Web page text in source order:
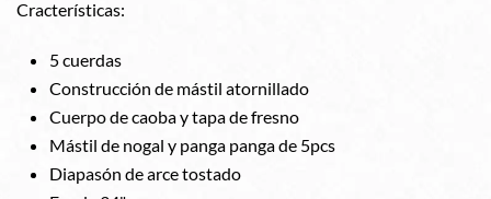
Cracterísticas:
5 cuerdas
Construcción de mástil atornillado
Cuerpo de caoba y tapa de fresno
Mástil de nogal y panga panga de 5pcs
Diapasón de arce tostado